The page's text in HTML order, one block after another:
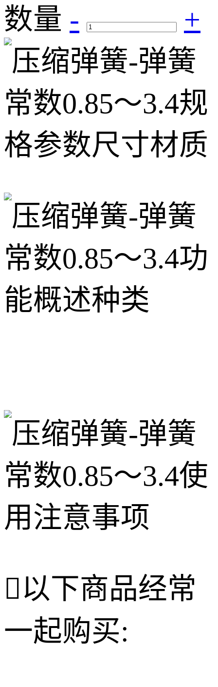
数量 - +
以下商品经常
一起购买: